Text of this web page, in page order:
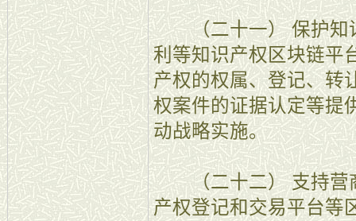
（二十一） 保护知识
利等知识产权区块链平
产权的权属、登记、转
权案件的证据认定等提
动战略实施。
（二十二） 支持营商
产权登记和交易平台等